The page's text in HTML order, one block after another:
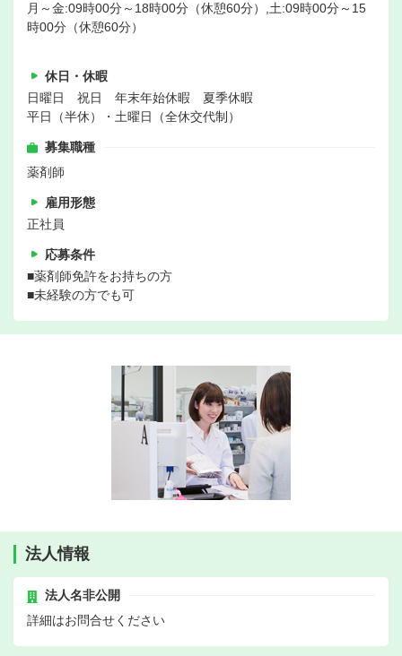
月～金:09時00分～18時00分（休憩60分）,土:09時00分～15
時00分（休憩60分）
休日・休暇
日曜日 祝日 年末年始休暇 夏季休暇
平日（半休）・土曜日（全休交代制）
募集職種
薬剤師
雇用形態
正社員
応募条件
■薬剤師免許をお持ちの方
■未経験の方でも可
法人情報
法人名非公開
詳細はお問合せください